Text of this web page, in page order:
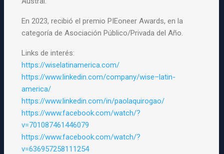
En 2023, recibió el premio PIEoneer Awards, en la
categoría de Asociación Público/Privada del Año.
Links de interés:
https://wiselatinamerica.com/
https://www.linkedin.com/company/wise–latin-
america/
https://www.linkedin.com/in/paolaquirogao/
https://www.facebook.com/watch/?
v=701087461446079
https://www.facebook.com/watch/?
v=636957258111254